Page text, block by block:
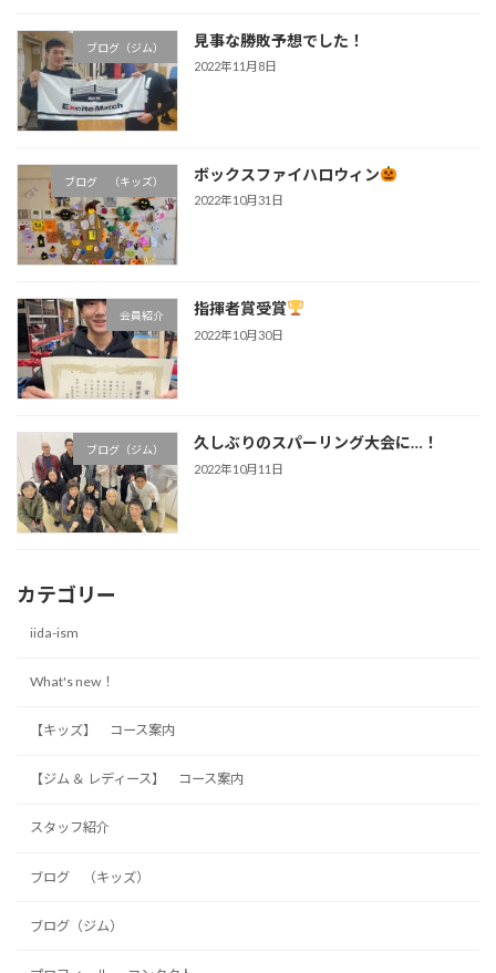
ブログ（ジム） 見事な勝敗予想でした！
2022年11月8日
ブログ （キッズ） ボックスファイハロウィン
2022年10月31日
会員紹介 指揮者賞受賞
2022年10月30日
ブログ（ジム） 久しぶりのスパーリング大会に…！
2022年10月11日
カテゴリー
iida-ism
What's new！
【キッズ】 コース案内
【ジム ＆ レディース】 コース案内
スタッフ紹介
ブログ （キッズ）
ブログ（ジム）